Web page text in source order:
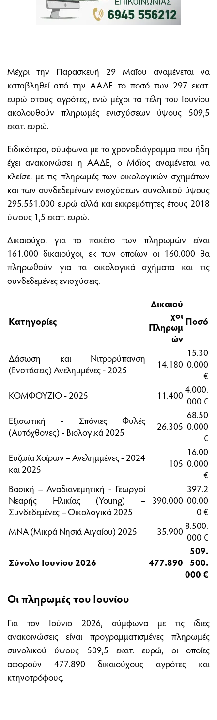
Μέχρι την Παρασκευή 29 Μαΐου αναμένεται να
καταβληθεί από την ΑΑΔΕ το ποσό των 297 εκατ.
ευρώ στους αγρότες, ενώ μέχρι τα τέλη του Ιουνίου
ακολουθούν πληρωμές ενισχύσεων ύψους 509,5
εκατ. ευρώ.
Ειδικότερα, σύμφωνα με το χρονοδιάγραμμα που ήδη
έχει ανακοινώσει η ΑΑΔΕ, ο Μάϊος αναμένεται να
κλείσει με τις πληρωμές των οικολογικών σχημάτων
και των συνδεδεμένων ενισχύσεων συνολικού ύψους
295.551.000 ευρώ αλλά και εκκρεμότητες έτους 2018
ύψους 1,5 εκατ. ευρώ.
Δικαιούχοι για το πακέτο των πληρωμών είναι
161.000 δικαιούχοι, εκ των οποίων οι 160.000 θα
πληρωθούν για τα οικολογικά σχήματα και τις
συνδεδεμένες ενισχύσεις.
Κατηγορίες
Δικαιού
χοι
Πληρωμ
ών
Ποσό
Δάσωση και Νιτρορύπανση
(Ενστάσεις) Ανελημμένες - 2025
14.180
15.30
0.000
€
ΚΟΜΦΟΥΖΙΟ - 2025
11.4004.000.
000 €
Εξισωτική - Σπάνιες Φυλές
(Αυτόχθονες) - Βιολογικά 2025
26.305
68.50
0.000
€
Ευζωία Χοίρων – Ανελημμένες - 2024
και 2025
105
16.00
0.000
€
Βασική – Αναδιανεμητική - Γεωργοί
Νεαρής Ηλικίας (Young) –
Συνδεδεμένες – Οικολογικά 2025
390.000
397.2
00.00
0 €
ΜΝΑ (Μικρά Νησιά Αιγαίου) 2025
35.900 8.500.
000 €
Σύνολο Ιουνίου 2026
477.890
509.
500.
000 €
Οι πληρωμές του Ιουνίου
Για τον Ιούνιο 2026, σύμφωνα με τις ίδιες
ανακοινώσεις είναι προγραμματισμένες πληρωμές
συνολικού ύψους 509,5 εκατ. ευρώ, οι οποίες
αφορούν 477.890 δικαιούχους αγρότες και
κτηνοτρόφους.